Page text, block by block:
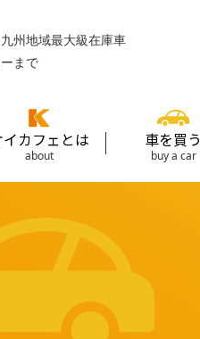
州地域最大級在庫車
まで
イカフェとは
about
車を買う
buy a car